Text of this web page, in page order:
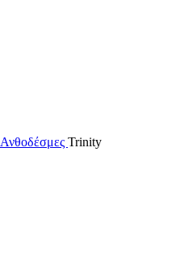
Ανθοδέσμες Trinity